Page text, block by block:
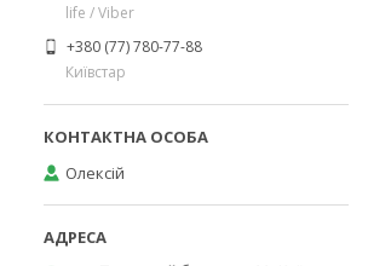
life / Viber
+380 (77) 780-77-88
Київстар
Олексій